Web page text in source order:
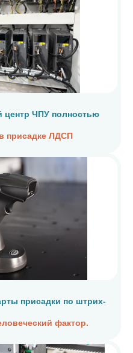
центр ЧПУ полностью
присадке ЛДСП
присадки по штрих-
фактор.